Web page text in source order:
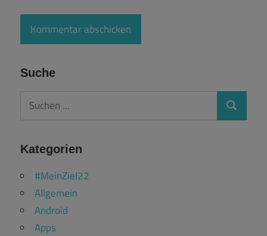
Suche
Suchen
Suchen
Kategorien
#MeinZiel22
Allgemein
Android
Apps